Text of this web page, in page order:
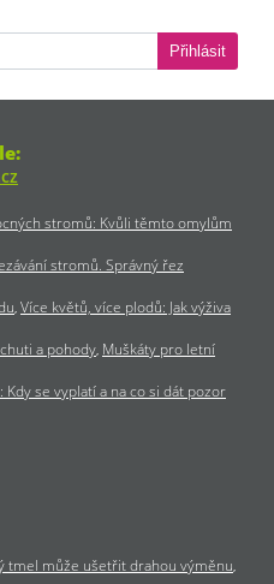
Přihlásit
stromů: Kvůli těmto omylům
stromů. Správný řez
Více květů, více plodů: Jak výživa
a pohody Muškáty pro letní
se vyplatí a na co si dát pozor
tmel může ušetřit drahou výměnu